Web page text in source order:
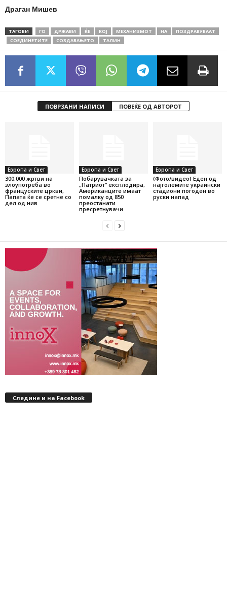
Драган Мишев
ТАГОВИ ГО ДРЖАВИ ЌЕ КОЈ МЕХАНИЗМОТ НА
ПОЗДРАВУВААТ
СОЕДИНЕТИТЕ
СОЗДАВАЊЕТО ТАЛИН
ПОВРЗАНИ НАПИСИ ПОВЕЌЕ ОД АВТОРОТ
Европа и Свет
300.000 жртви на
злоупотреба во
француските цркви,
Папата ќе се сретне со
дел од нив
Европа и Свет
Побарувачката за
„Патриот“ експлодира,
Американците имаат
помалку од 850
преостанати
пресретнувачи
Европа и Свет
(Фото/видео) Еден од
најголемите украински
стадиони погоден во
руски напад
Следине и на Facebook